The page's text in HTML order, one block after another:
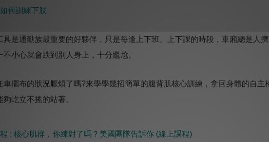
何訓練下肢
具是通勤族最重要的好夥伴，只是每逢上下班、上下課的時段，車廂總是人
不小心就會跌到別人身上，十分尷尬。
車擺布的狀況厭煩了嗎?來學學幾招簡單的腹背肌核心訓練，拿回身體的自
夠屹立不搖的站著。
: 核心肌群，你練對了嗎？美國團隊告訴你 ​​(線上課程)